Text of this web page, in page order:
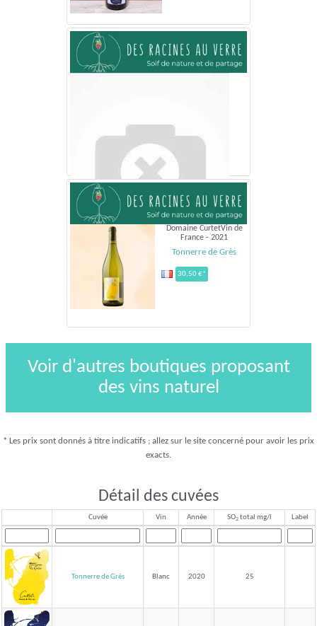
Domaine CurtetVin de France - 2023
Domaine CurtetVin de
France - 2021
Tonnerre de Grès
30,50 €*
Voir d'autres boutiques proposant
des vins naturel
* Les prix sont donnés à titre indicatifs ; allez sur le site concerné pour avoir les prix
exacts.
Détail des cuvées
Cuvée Vin Année SO2 total mg/l Label
Tonnerre de Grès Blanc 2020 25